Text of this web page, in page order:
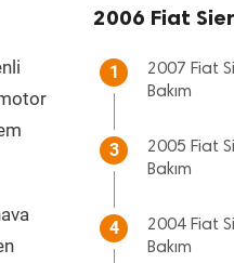
2006 Fiat
1
2007 Fiat
Bakım
3
2005 Fiat
Bakım
4
2004 Fiat
Bakım